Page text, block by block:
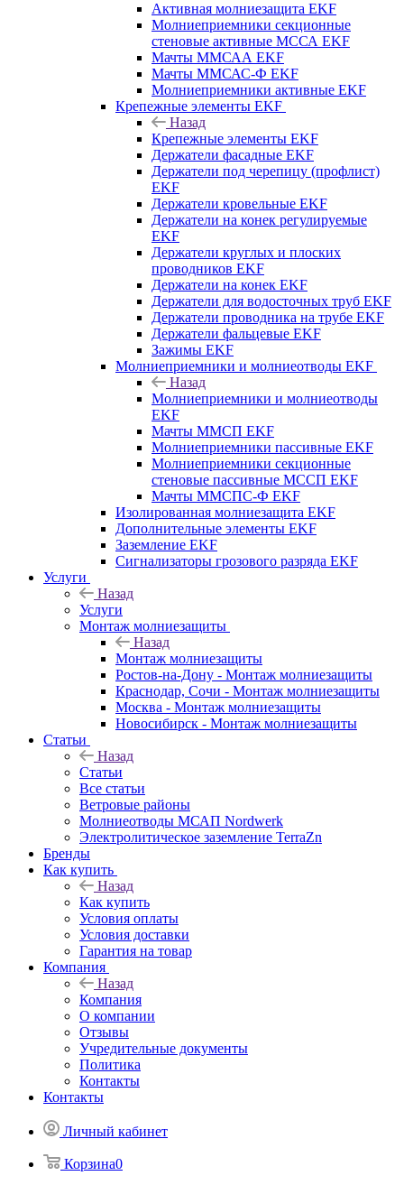
Активная молниезащита EKF
Молниеприемники секционные
стеновые активные МССА EKF
Мачты ММСАА EKF
Мачты ММСАС-Ф EKF
Молниеприемники активные EKF
Крепежные элементы EKF
Назад
Крепежные элементы EKF
Держатели фасадные EKF
Держатели под черепицу (профлист)
EKF
Держатели кровельные EKF
Держатели на конек регулируемые
EKF
Держатели круглых и плоских
проводников EKF
Держатели на конек EKF
Держатели для водосточных труб EKF
Держатели проводника на трубе EKF
Держатели фальцевые EKF
Зажимы EKF
Молниеприемники и молниеотводы EKF
Назад
Молниеприемники и молниеотводы
EKF
Мачты ММСП EKF
Молниеприемники пассивные EKF
Молниеприемники секционные
стеновые пассивные МССП EKF
Мачты ММСПС-Ф EKF
Изолированная молниезащита EKF
Дополнительные элементы EKF
Заземление EKF
Сигнализаторы грозового разряда EKF
Услуги
Назад
Услуги
Монтаж молниезащиты
Назад
Монтаж молниезащиты
Ростов-на-Дону - Монтаж молниезащиты
Краснодар, Сочи - Монтаж молниезащиты
Москва - Монтаж молниезащиты
Новосибирск - Монтаж молниезащиты
Статьи
Назад
Статьи
Все статьи
Ветровые районы
Молниеотводы МСАП Nordwerk
Электролитическое заземление TerraZn
Бренды
Как купить
Назад
Как купить
Условия оплаты
Условия доставки
Гарантия на товар
Компания
Назад
Компания
О компании
Отзывы
Учредительные документы
Политика
Контакты
Контакты
Личный кабинет
Корзина0